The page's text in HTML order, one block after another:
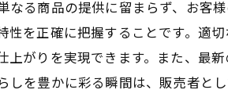
なる商品の提供に留まらず、お客
性を正確に把握することです。適
上がりを実現できます。また、最
しを豊かに彩る瞬間は、販売者と